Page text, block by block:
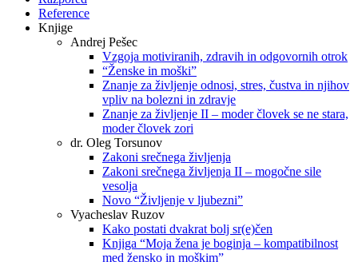
Reference
Knjige
Andrej Pešec
Vzgoja motiviranih, zdravih in odgovornih otrok
“Ženske in moški”
Znanje za življenje odnosi, stres, čustva in njihov
vpliv na bolezni in zdravje
Znanje za življenje II – moder človek se ne stara,
moder človek zori
dr. Oleg Torsunov
Zakoni srečnega življenja
Zakoni srečnega življenja II – mogočne sile
vesolja
Novo “Življenje v ljubezni”
Vyacheslav Ruzov
Kako postati dvakrat bolj sr(e)čen
Knjiga “Moja žena je boginja – kompatibilnost
med žensko in moškim”